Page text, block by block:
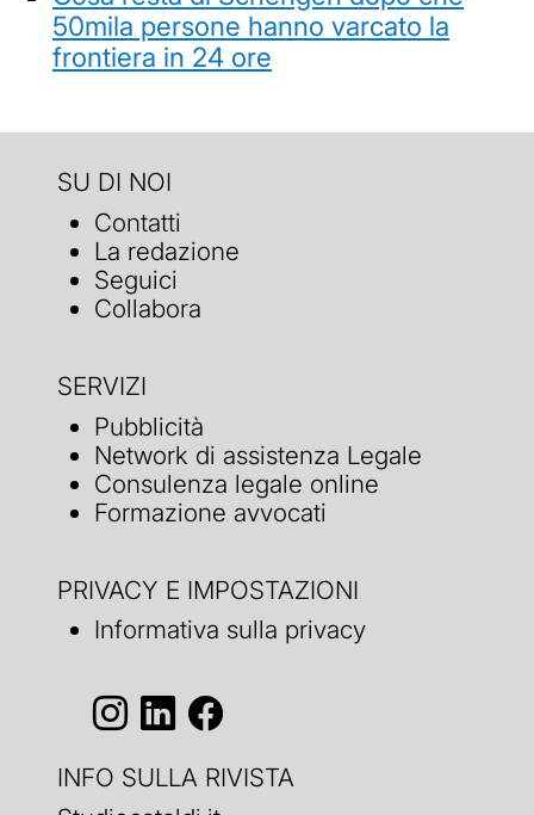
50mila persone hanno varcato la
frontiera in 24 ore
SU DI NOI
Contatti
La redazione
Seguici
Collabora
SERVIZI
Pubblicità
Network di assistenza Legale
Consulenza legale online
Formazione avvocati
PRIVACY E IMPOSTAZIONI
Informativa sulla privacy
INFO SULLA RIVISTA